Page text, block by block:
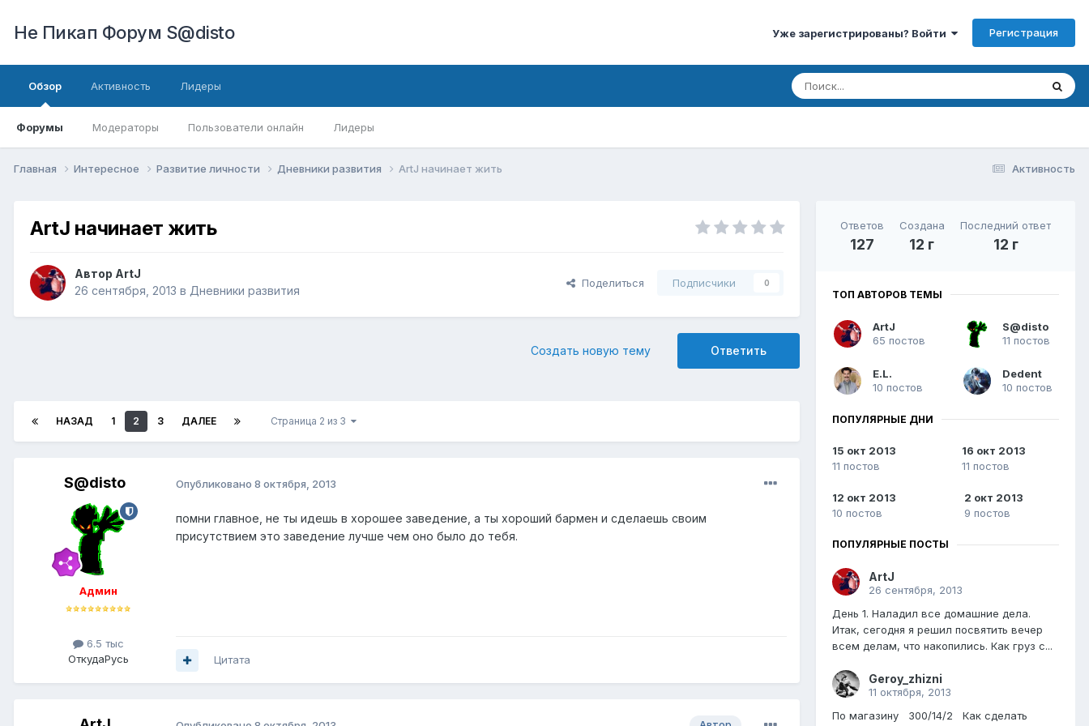
Не Пикап Форум S@disto Уже зарегистрированы? Войти Регистрация
Обзор
Форумы Модераторы Пользователи онлайн Лидеры
Активность Лидеры
Активность
Главная Интересное Развитие личности Дневники развития ArtJ начинает жить
ArtJ начинает жить
Автор ArtJ
26 сентября, 2013 в Дневники развития
Поделиться Подписчики 0
Ответить
Создать новую тему
НАЗАД 1 2 3 ДАЛЕЕ Страница 2 из 3
S@disto
Админ
6.5 тыс
ОткудаРусь
Опубликовано 8 октября, 2013
помни главное, не ты идешь в хорошее заведение, а ты хороший бармен и сделаешь своим
присутствием это заведение лучше чем оно было до тебя.
Цитата
Ответов
127
Создана
12 г
Последний ответ
12 г
ТОП АВТОРОВ ТЕМЫ
ArtJ
65 постов
S@disto
11 постов
E.L.
10 постов
Dedent
10 постов
ПОПУЛЯРНЫЕ ДНИ
15 окт 2013
11 постов
16 окт 2013
11 постов
12 окт 2013
10 постов
2 окт 2013
9 постов
ПОПУЛЯРНЫЕ ПОСТЫ
ArtJ
26 сентября, 2013
День 1. Наладил все домашние дела.
Итак, сегодня я решил посвятить вечер
всем делам, что накопились. Как груз с...
Geroy_zhizni
11 октября, 2013
По магазину 300/14/2 Как сделать